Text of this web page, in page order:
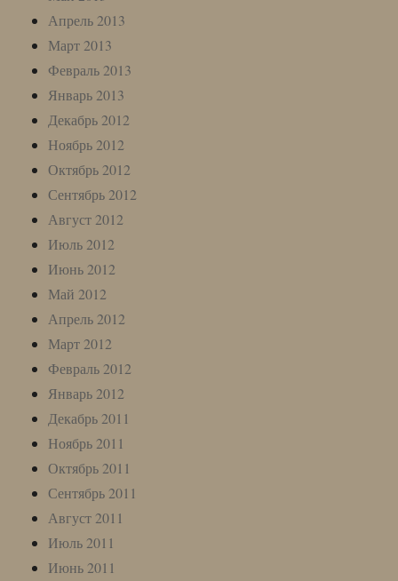
Апрель 2013
Март 2013
Февраль 2013
Январь 2013
Декабрь 2012
Ноябрь 2012
Октябрь 2012
Сентябрь 2012
Август 2012
Июль 2012
Июнь 2012
Май 2012
Апрель 2012
Март 2012
Февраль 2012
Январь 2012
Декабрь 2011
Ноябрь 2011
Октябрь 2011
Сентябрь 2011
Август 2011
Июль 2011
Июнь 2011